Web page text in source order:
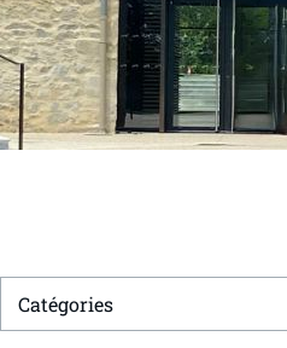
Aménagements intérieurs
Catégories